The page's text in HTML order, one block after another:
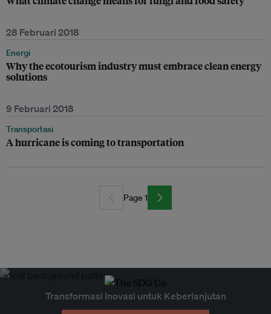
28 Februari 2018
Energi
Why the ecotourism industry must embrace clean energy
solutions
9 Februari 2018
Transportasi
A hurricane is coming to transportation
Page 1
Transformasi Inovasi untuk Keberlanjutan